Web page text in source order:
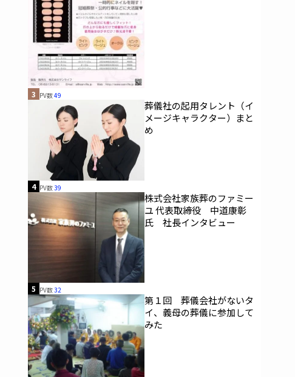
3 PV数49
葬儀社の起用タレント（イ
メージキャラクター）まと
め
4 PV数39
株式会社家族葬のファミー
ユ 代表取締役 中道康彰
氏 社長インタビュー
5 PV数32
第１回 葬儀会社がないタ
イ、義母の葬儀に参加して
みた